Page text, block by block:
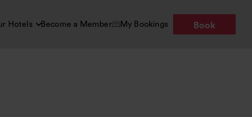
Hotels Become a Member My Bookings Book